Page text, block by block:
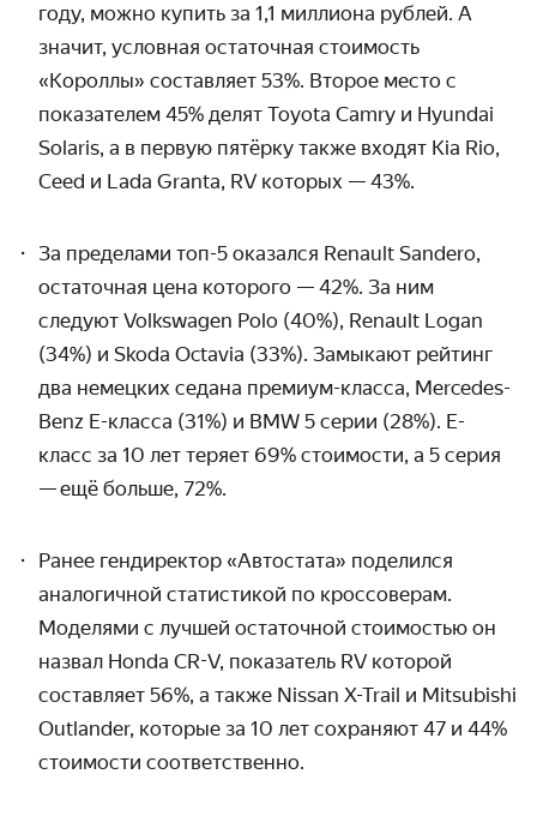
году, можно купить за 1,1 миллиона рублей. А
значит, условная остаточная стоимость
«Короллы» составляет 53%. Второе место с
показателем 45% делят Toyota Camry и Hyundai
Solaris, а в первую пятёрку также входят Kia Rio,
Ceed и Lada Granta, RV которых — 43%.
За пределами топ-5 оказался Renault Sandero,
остаточная цена которого — 42%. За ним
следуют Volkswagen Polo (40%), Renault Logan
(34%) и Skoda Octavia (33%). Замыкают рейтинг
два немецких седана премиум-класса, Mercedes-
Benz E-класса (31%) и BMW 5 серии (28%). E-
класс за 10 лет теряет 69% стоимости, а 5 серия
—ещё больше, 72%.
Ранее гендиректор «Автостата» поделился
аналогичной статистикой по кроссоверам.
Моделями с лучшей остаточной стоимостью он
назвал Honda CR-V, показатель RV которой
составляет 56%, а также Nissan X-Trail и Mitsubishi
Outlander, которые за 10 лет сохраняют 47 и 44%
стоимости соответственно.